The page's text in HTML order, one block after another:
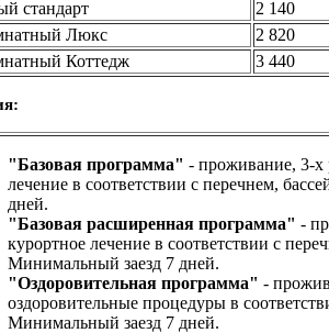
стандарт
2 140
Люкс
2 820
Коттедж
3 440
"Базовая программа" - проживание, 3-х
лечение в соответствии с перечнем,
дней.
"Базовая расширенная программа" -
курортное лечение в соответствии с
Минимальный заезд 7 дней.
"Оздоровительная программа" -
оздоровительные процедуры в
Минимальный заезд 7 дней.